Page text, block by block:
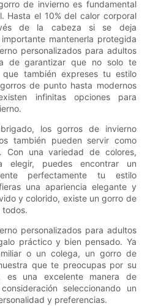
de invierno es fundamental
Hasta el 10% del calor corporal
de la cabeza si se deja
mantenerla protegida
personalizados para adultos
de garantizar que no solo te
que también expreses tu estilo
de punto hasta modernos
infinitas opciones para
los gorros de invierno
también pueden servir como
Con una variedad de colores,
elegir, puedes encontrar un
perfectamente tu estilo
una apariencia elegante y
y colorido, existe un gorro de
todos.
personalizados para adultos
práctico y bien pensado. Ya
o un colega, un gorro de
que te preocupas por su
es una excelente manera de
seleccionando un
y preferencias.